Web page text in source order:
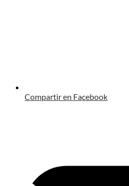
Compartir en Facebook